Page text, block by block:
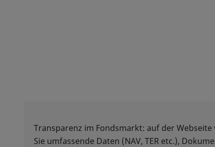
Transparenz im Fondsmarkt: auf der Webseite
Sie umfassende Daten (NAV, TER etc.),